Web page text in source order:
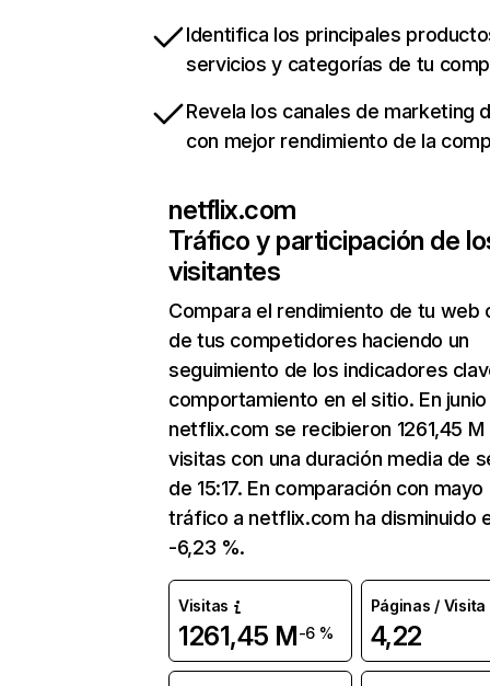
Identifica los principales
servicios y categorías de tu
Revela los canales de marketing
con mejor rendimiento de la
netflix.com
Tráfico y participación de
visitantes
Compara el rendimiento de tu web
de tus competidores haciendo un
seguimiento de los indicadores
comportamiento en el sitio. En junio
netflix.com se recibieron 1261,45 M
visitas con una duración media de
de 15:17. En comparación con mayo
tráfico a netflix.com ha disminuido
-6,23 %.
Visitas
1261,45 M-6 %
Páginas / Visita
4,22